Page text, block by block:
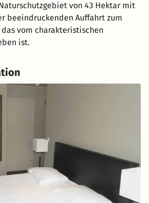
von 43 Hektar mit
beeindruckenden Auffahrt zum
vom charakteristischen
ist.